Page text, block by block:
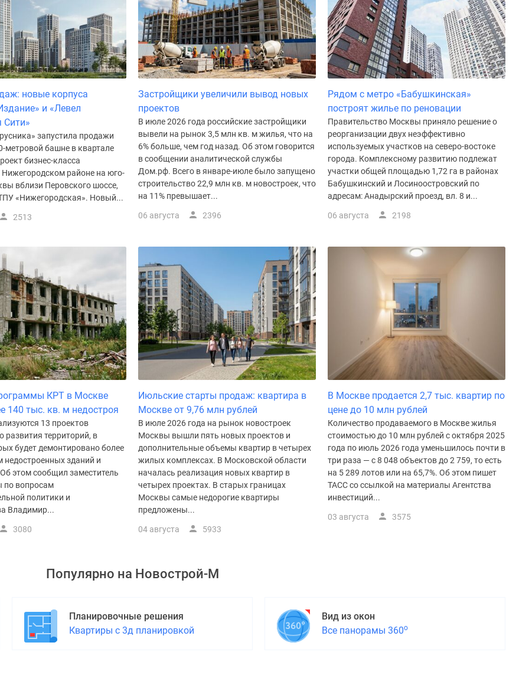
новые корпуса
и «Левел
Сити»
запустила продажи
метровой башне в квартале
бизнес-класса
Нижегородском районе на юго-
вблизи Перовского шоссе,
«Нижегородская». Новый...
2513
Застройщики увеличили вывод новых
проектов
В июле 2026 года российские застройщики
вывели на рынок 3,5 млн кв. м жилья, что на
6% больше, чем год назад. Об этом говорится
в сообщении аналитической службы
Дом.рф. Всего в январе-июле было запущено
строительство 22,9 млн кв. м новостроек, что
на 11% превышает...
06 августа 2396
Рядом с метро «Бабушкинская»
построят жилье по реновации
Правительство Москвы приняло решение о
реорганизации двух неэффективно
используемых участков на северо-востоке
города. Комплексному развитию подлежат
участки общей площадью 1,72 га в районах
Бабушкинский и Лосиноостровский по
адресам: Анадырский проезд, вл. 8 и...
06 августа 2198
КРТ в Москве
140 тыс. кв. м недостроя
13 проектов
развития территорий, в
будет демонтировано более
недостроенных зданий и
этом сообщил заместитель
по вопросам
политики и
Владимир...
3080
Июльские старты продаж: квартира в
Москве от 9,76 млн рублей
В июле 2026 года на рынок новостроек
Москвы вышли пять новых проектов и
дополнительные объемы квартир в четырех
жилых комплексах. В Московской области
началась реализация новых квартир в
четырех проектах. В старых границах
Москвы самые недорогие квартиры
предложены...
04 августа 5933
В Москве продается 2,7 тыс. квартир по
цене до 10 млн рублей
Количество продаваемого в Москве жилья
стоимостью до 10 млн рублей с октября 2025
года по июль 2026 года уменьшилось почти в
три раза — с 8 048 объектов до 2 759, то есть
на 5 289 лотов или на 65,7%. Об этом пишет
ТАСС со ссылкой на материалы Агентства
инвестиций...
03 августа 3575
Популярно на Новострой-М
Планировочные решения
Квартиры с 3д планировкой
Вид из окон
Все панорамы 360о